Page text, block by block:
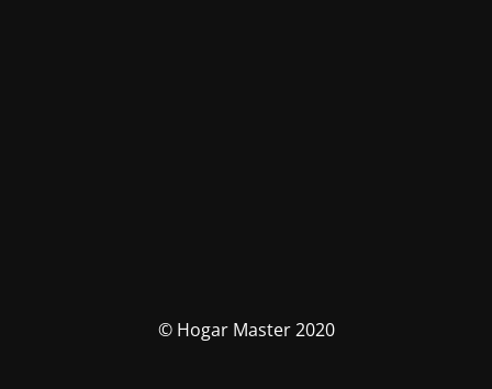
© Hogar Master 2020